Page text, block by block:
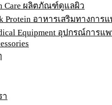
Care ผลิตภัณฑ์ดูแลผิว
Protein อาหารเสริมทางการ
Equipment อุปกรณ์การแ
า